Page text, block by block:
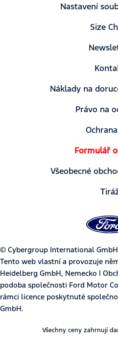
Nastavení
Size
Náklady na
Právo na
Formulář
Všeobecné
© Cybergroup International GmbH
Tento web vlastní a provozuje
Heidelberg GmbH, Nemecko |
podoba společnosti Ford Motor
rámci licence poskytnuté
GmbH.
Všechny ceny zahrnují